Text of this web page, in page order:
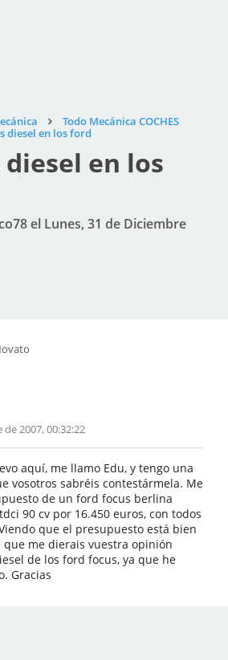
Todo Mecánica COCHES
diesel en los ford
en los
el Lunes, 31 de Diciembre
2007, 00:32:22
aquí, me llamo Edu, y tengo una
vosotros sabréis contestármela. Me
de un ford focus berlina
90 cv por 16.450 euros, con todos
que el presupuesto está bien
que me dierais vuestra opinión
de los ford focus, ya que he
Gracias